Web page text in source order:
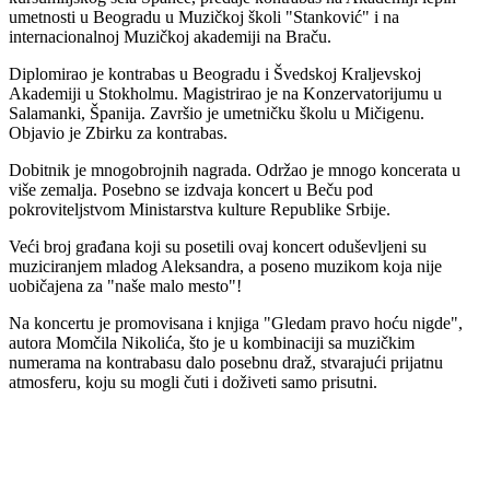
umetnosti u Beogradu u Muzičkoj školi "Stanković" i na
internacionalnoj Muzičkoj akademiji na Braču.
Diplomirao je kontrabas u Beogradu i Švedskoj Kraljevskoj
Akademiji u Stokholmu. Magistrirao je na Konzervatorijumu u
Salamanki, Španija. Završio je umetničku školu u Mičigenu.
Objavio je Zbirku za kontrabas.
Dobitnik je mnogobrojnih nagrada. Održao je mnogo koncerata u
više zemalja. Posebno se izdvaja koncert u Beču pod
pokroviteljstvom Ministarstva kulture Republike Srbije.
Veći broj građana koji su posetili ovaj koncert oduševljeni su
muziciranjem mladog Aleksandra, a poseno muzikom koja nije
uobičajena za "naše malo mesto"!
Na koncertu je promovisana i knjiga "Gledam pravo hoću nigde",
autora Momčila Nikolića, što je u kombinaciji sa muzičkim
numerama na kontrabasu dalo posebnu draž, stvarajući prijatnu
atmosferu, koju su mogli čuti i doživeti samo prisutni.